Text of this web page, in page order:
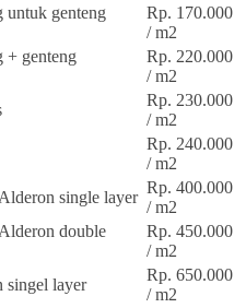
untuk genteng
Rp. 170.000
/ m2
+ genteng
Rp. 220.000
/ m2
Rp. 230.000
/ m2
Rp. 240.000
/ m2
single layer
Rp. 400.000
/ m2
double
Rp. 450.000
/ m2
singel layer
Rp. 650.000
/ m2